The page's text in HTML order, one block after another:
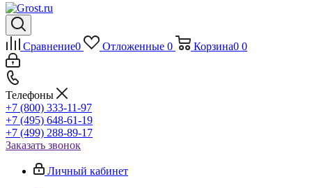
Сравнение0 Отложенные 0 Корзина0 0
Телефоны
+7 (800) 333-11-97
+7 (495) 648-61-19
+7 (499) 288-89-17
Заказать звонок
Личный кабинет